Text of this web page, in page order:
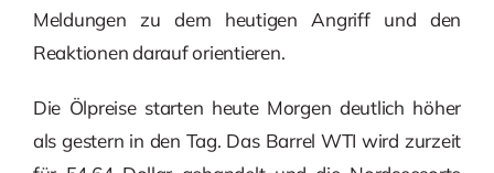
Meldungen zu dem heutigen Angriff und den
Reaktionen darauf orientieren.
Die Ölpreise starten heute Morgen deutlich höher
als gestern in den Tag. Das Barrel WTI wird zurzeit